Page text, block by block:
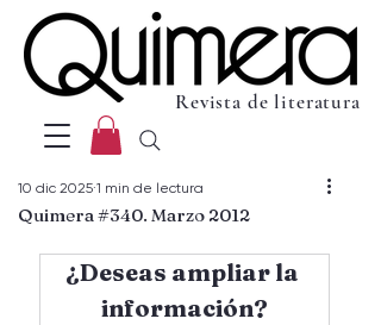
Revista de literatura
Quimera #340. Marzo 2012
10 dic 2025 1 min de lectura
¿Deseas ampliar la
información?